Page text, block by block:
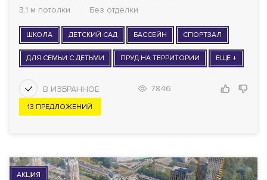
3.1 м потолки
Без отделки
ШКОЛА ДЕТСКИЙ САД БАССЕЙН СПОРТЗАЛ
ДЛЯ СЕМЬИ С ДЕТЬМИ ПРУД НА ТЕРРИТОРИИ ЕЩЕ +
7846
13 ПРЕДЛОЖЕНИЙ
АКЦИЯ